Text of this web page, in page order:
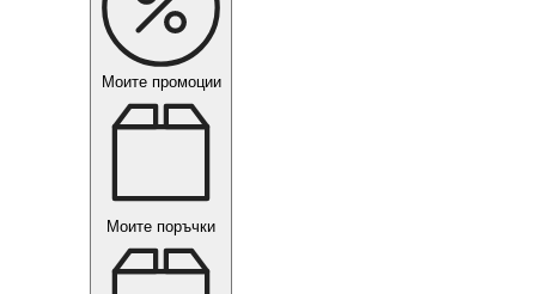
Моите промоции
Моите поръчки